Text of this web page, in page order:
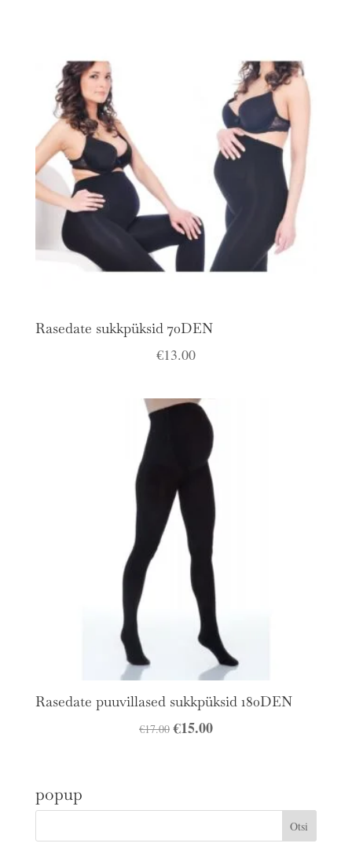
Rasedate sukkpüksid 70DEN
€13.00
Rasedate puuvillased sukkpüksid 180DEN
€17.00 Algne
€15.00Praegune
popup